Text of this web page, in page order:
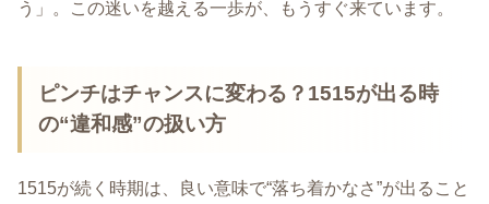
う」。この迷いを越える一歩が、もうすぐ来ています。
ピンチはチャンスに変わる？1515が出る時
の“違和感”の扱い方
1515が続く時期は、良い意味で“落ち着かなさ”が出ること